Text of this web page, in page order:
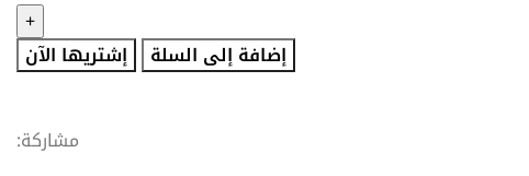
إضافة إلى السلة
إشتريها الآن
مشاركة: